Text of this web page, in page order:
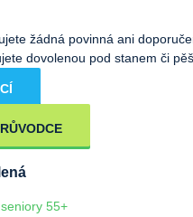
žádná povinná ani
dovolenou pod stanem či
55+